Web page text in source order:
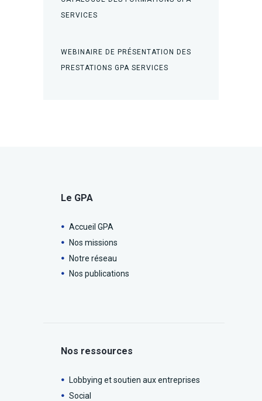
SERVICES
WEBINAIRE DE PRÉSENTATION DES
PRESTATIONS GPA SERVICES
Le GPA
Accueil GPA
Nos missions
Notre réseau
Nos publications
Nos ressources
Lobbying et soutien aux entreprises
Social